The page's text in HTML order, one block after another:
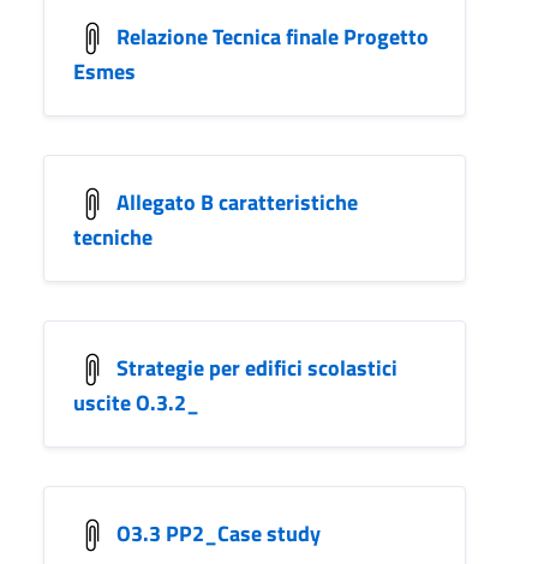
Relazione Tecnica finale Progetto
Esmes
Allegato B caratteristiche
tecniche
Strategie per edifici scolastici
uscite O.3.2_
O3.3 PP2_Case study